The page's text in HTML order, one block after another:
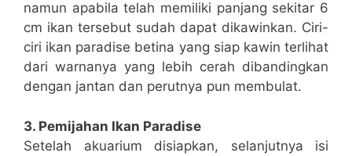
namun apabila telah memiliki panjang sekitar 6
cm ikan tersebut sudah dapat dikawinkan. Ciri-
ciri ikan paradise betina yang siap kawin terlihat
dari warnanya yang lebih cerah dibandingkan
dengan jantan dan perutnya pun membulat.
3. Pemijahan Ikan Paradise
Setelah akuarium disiapkan, selanjutnya isi